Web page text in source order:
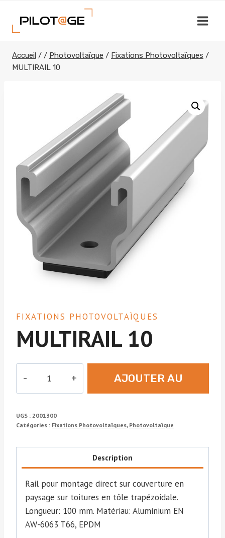
contenu
Accueil / / Photovoltaïque / Fixations Photovoltaïques /
MULTIRAIL 10
FIXATIONS PHOTOVOLTAÏQUES
MULTIRAIL 10
MULTIRAIL
AJOUTER AU
UGS : 2001300
Catégories : Fixations Photovoltaïques, Photovoltaïque
Description
Rail pour montage direct sur couverture en
paysage sur toitures en tôle trapézoidale.
Longueur: 100 mm. Matériau: Aluminium EN
AW-6063 T66, EPDM